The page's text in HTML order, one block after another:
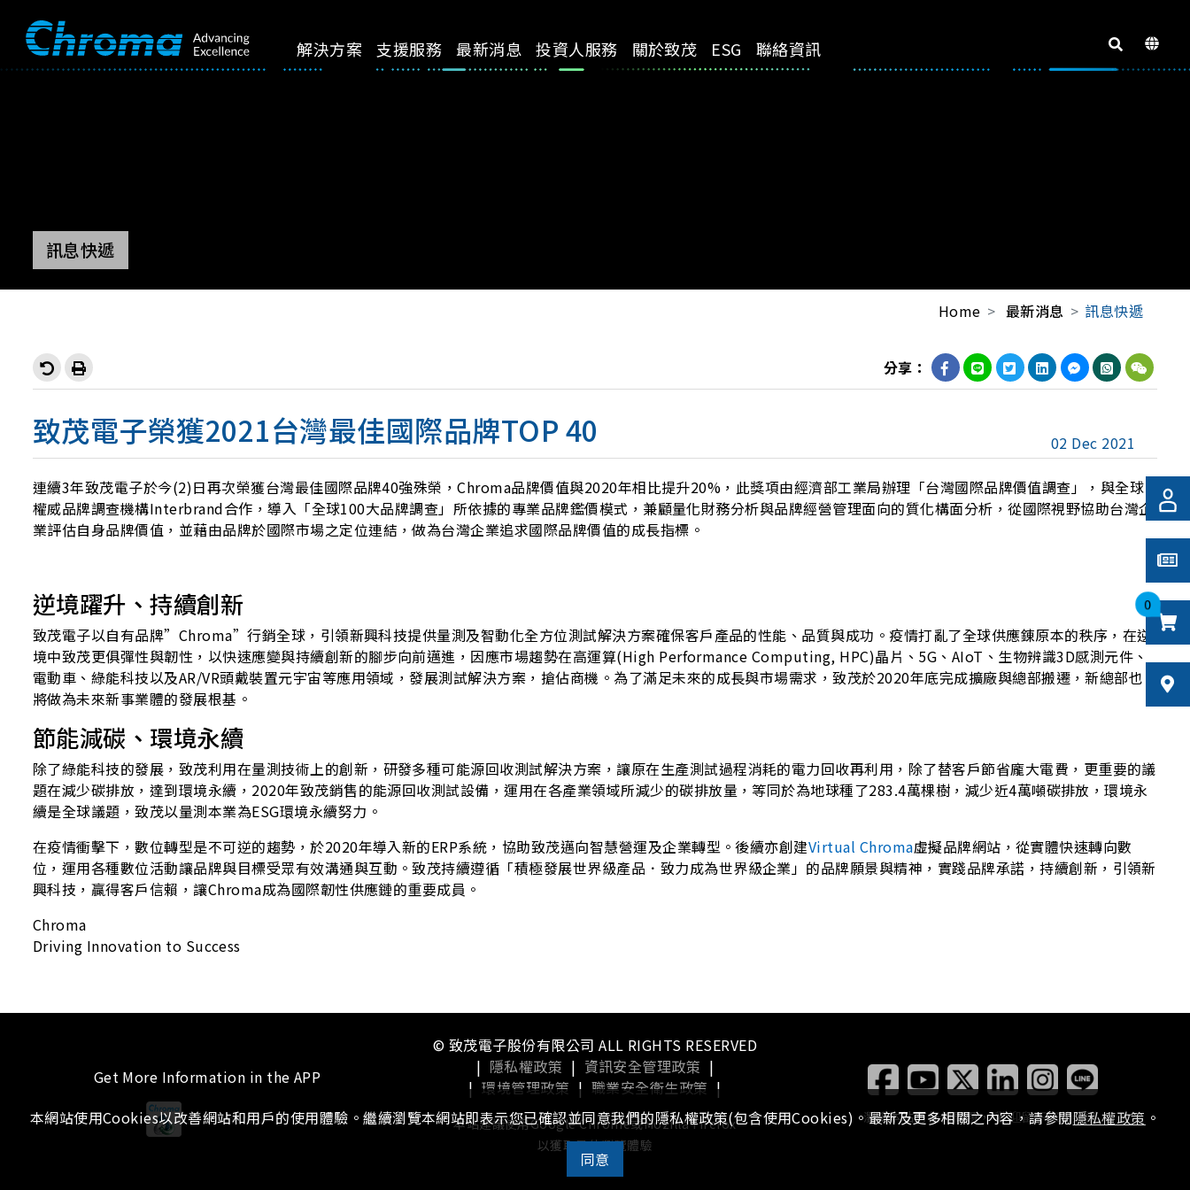
解決方案 支援服務 最新消息 投資人服務 關於致茂 ESG 聯絡資訊
0
訊息快遞
Home 最新消息 訊息快遞
分享：
致茂電子榮獲2021台灣最佳國際品牌TOP 40 02 Dec 2021
連續3年致茂電子於今(2)日再次榮獲台灣最佳國際品牌40強殊榮，Chroma品牌價值與2020年相比提升20%，此獎項由經濟部工業局辦理「台灣國際品牌價值調查」，與全球
權威品牌調查機構Interbrand合作，導入「全球100大品牌調查」所依據的專業品牌鑑價模式，兼顧量化財務分析與品牌經營管理面向的質化構面分析，從國際視野協助台灣企
業評估自身品牌價值，並藉由品牌於國際市場之定位連結，做為台灣企業追求國際品牌價值的成長指標。
逆境躍升、持續創新
致茂電子以自有品牌”Chroma”行銷全球，引領新興科技提供量測及智動化全方位測試解決方案確保客戶產品的性能、品質與成功。疫情打亂了全球供應錬原本的秩序，在逆
境中致茂更俱彈性與韌性，以快速應變與持續創新的腳步向前邁進，因應市場趨勢在高運算(High Performance Computing, HPC)晶片、5G、AIoT、生物辨識3D感測元件、
電動車、綠能科技以及AR/VR頭戴裝置元宇宙等應用領域，發展測試解決方案，搶佔商機。為了滿足未來的成長與市場需求，致茂於2020年底完成擴廠與總部搬遷，新總部也
將做為未來新事業體的發展根基。
節能減碳、環境永續
除了綠能科技的發展，致茂利用在量測技術上的創新，研發多種可能源回收測試解決方案，讓原在生產測試過程消耗的電力回收再利用，除了替客戶節省龐大電費，更重要的議
題在減少碳排放，達到環境永續，2020年致茂銷售的能源回收測試設備，運用在各產業領域所減少的碳排放量，等同於為地球種了283.4萬棵樹，減少近4萬噸碳排放，環境永
續是全球議題，致茂以量測本業為ESG環境永續努力。
在疫情衝擊下，數位轉型是不可逆的趨勢，於2020年導入新的ERP系統，協助致茂邁向智慧營運及企業轉型。後續亦創建Virtual Chroma虛擬品牌網站，從實體快速轉向數
位，運用各種數位活動讓品牌與目標受眾有效溝通與互動。致茂持續遵循「積極發展世界級產品．致力成為世界級企業」的品牌願景與精神，實踐品牌承諾，持續創新，引領新
興科技，贏得客戶信賴，讓Chroma成為國際韌性供應鏈的重要成員。
Chroma
Driving Innovation to Success
Get More Information in the APP
iOS Android
© 致茂電子股份有限公司 ALL RIGHTS RESERVED
| 隱私權政策 | 資訊安全管理政策 |
| 環境管理政策 | 職業安全衛生政策 |
本站建議使用Google Chrome或Mozilla Firefox
以獲取最佳瀏覽體驗
瀏覽本站有任何問題， 歡迎留下您的建議
本網站使用Cookies以改善網站和用戶的使用體驗。繼續瀏覽本網站即表示您已確認並同意我們的隱私權政策(包含使用Cookies)。最新及更多相關之內容，請參閱隱私權政策 。
同意